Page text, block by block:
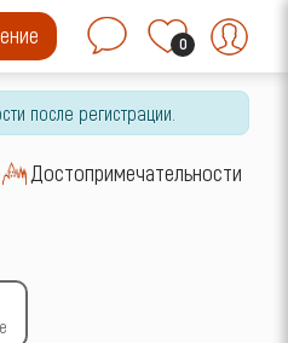
0
после регистрации.
Достопримечательности